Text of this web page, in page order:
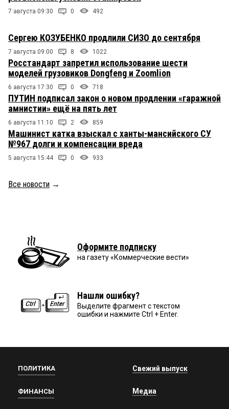
7 августа 09:30 0 492
Сергею КОЗУБЕНКО продлили СИЗО до сентября
7 августа 09:00 8 1022
Росстандарт запретил использование шести
моделей грузовиков Dongfeng и Zoomlion
6 августа 17:30 0 718
ПУТИН подписал закон о новом продлении «гаражной
амнистии» ещё на пять лет
6 августа 11:10 2 859
Машинист катка взыскал с ханты-мансийского СУ
№967 долги и компенсации вреда
5 августа 15:44 0 933
Все новости →
Оформите подписку
на газету «Коммерческие вести»
Нашли ошибку?
Выделите фрагмент с текстом
ошибки и нажмите Ctrl + Enter.
ПОЛИТИКА
ФИНАНСЫ
Свежий выпуск
Медиа